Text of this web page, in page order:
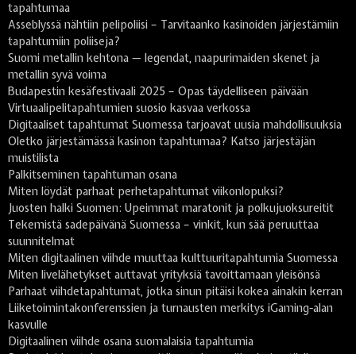
tapahtumaa
Asseblyssä nähtiin pelipoliisi – Tarvitaanko kasinoiden järjestämiin
tapahtumiin poliiseja?
Suomi metallin kehtona — legendat, naapurimaiden skenet ja
metallin syvä voima
Budapestin kesäfestivaali 2025 – Opas täydelliseen päivään
Virtuaalipelitapahtumien suosio kasvaa verkossa
Digitaaliset tapahtumat Suomessa tarjoavat uusia mahdollisuuksia
Oletko järjestämässä kasinon tapahtumaa? Katso järjestäjän
muistilista
Palkitseminen tapahtuman osana
Miten löydät parhaat perhetapahtumat viikonlopuksi?
Juosten halki Suomen: Upeimmat maratonit ja polkujuoksureitit
Tekemistä sadepäivänä Suomessa – vinkit, kun sää peruuttaa
suunnitelmat
Miten digitaalinen viihde muuttaa kulttuuritapahtumia Suomessa
Miten livelähetykset auttavat yrityksiä tavoittamaan yleisönsä
Parhaat viihdetapahtumat, jotka sinun pitäisi kokea ainakin kerran
Liiketoimintakonferenssien ja turnausten merkitys iGaming-alan
kasvulle
Digitaalinen viihde osana suomalaisia tapahtumia